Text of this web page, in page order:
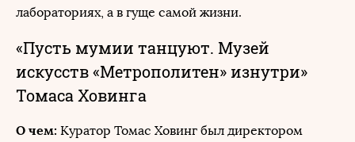
лабораториях, а в гуще самой жизни.
«Пусть мумии танцуют. Музей
искусств «Метрополитен» изнутри»
Томаса Ховинга
О чем: Куратор Томас Ховинг был директором